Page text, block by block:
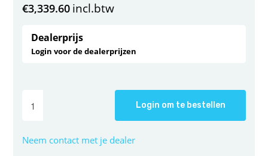
€3,339.60 incl.btw
Dealerprijs
Login voor de dealerprijzen
Login om te bestellen
Neem contact met je dealer